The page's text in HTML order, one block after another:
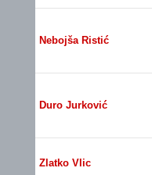
Nebojša Ristić
Duro Jurković
Zlatko Vlic